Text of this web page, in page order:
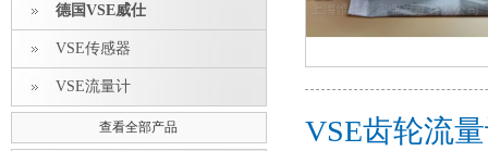
德国VSE威仕
VSE传感器
VSE流量计
查看全部产品
VSE齿轮流